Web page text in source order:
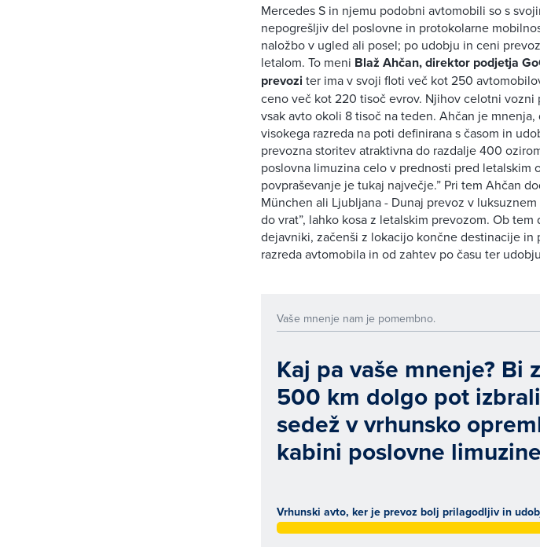
Mercedes S in njemu podobni avtomobili so s
nepogrešljiv del poslovne in protokolarne
naložbo v ugled ali posel; po udobju in ceni
letalom. To meni Blaž Ahčan, direktor podjetja
prevozi ter ima v svoji floti več kot 250
ceno več kot 220 tisoč evrov. Njihov celotni
vsak avto okoli 8 tisoč na teden. Ahčan je
visokega razreda na poti definirana s časom in
prevozna storitev atraktivna do razdalje 400
poslovna limuzina celo v prednosti pred
povpraševanje je tukaj največje.” Pri tem Ahčan
München ali Ljubljana - Dunaj prevoz v
do vrat”, lahko kosa z letalskim prevozom. Ob
dejavniki, začenši z lokacijo končne destinacije
razreda avtomobila in od zahtev po času ter
Vaše mnenje nam je pomembno.
Kaj pa vaše mnenje? Bi
500 km dolgo pot
sedež v vrhunsko
kabini poslovne
Vrhunski avto, ker je prevoz bolj prilagodljiv in